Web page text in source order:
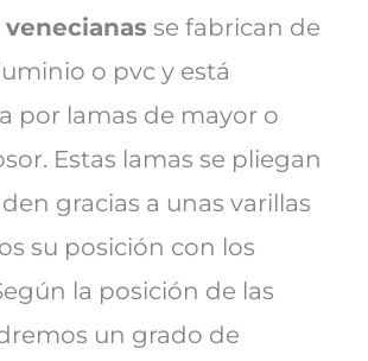
se fabrican de
o pvc y está
por lamas de mayor o
Estas lamas se pliegan
gracias a unas varillas
su posición con los
la posición de las
un grado de